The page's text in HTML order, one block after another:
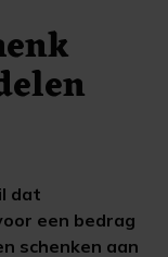
dat
een bedrag
schenken aan